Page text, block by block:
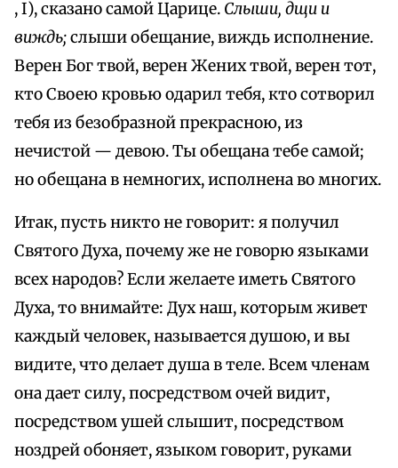
, I), сказано самой Царице. Слыши, дщи и
виждь;слыши обещание, виждь исполнение.
Верен Бог твой, верен Жених твой, верен тот,
кто Своею кровью одарил тебя, кто сотворил
тебя из безобразной прекрасною, из
нечистой — девою. Ты обещана тебе самой;
но обещана в немногих, исполнена во многих.
Итак, пусть никто не говорит: я получил
Святого Духа, почему же не говорю языками
всех народов? Если желаете иметь Святого
Духа, то внимайте: Дух наш, которым живет
каждый человек, называется душою, и вы
видите, что делает душа в теле. Всем членам
она дает силу, посредством очей видит,
посредством ушей слышит, посредством
ноздрей обоняет, языком говорит, руками